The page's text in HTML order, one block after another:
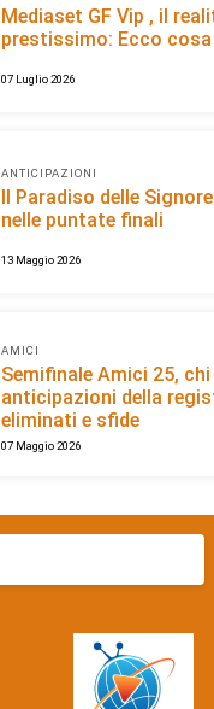
Mediaset GF Vip , il
prestissimo: Ecco
07 Luglio 2026
ANTICIPAZIONI
Il Paradiso delle
nelle puntate finali
13 Maggio 2026
AMICI
Semifinale Amici 25,
anticipazioni della
eliminati e sfide
07 Maggio 2026